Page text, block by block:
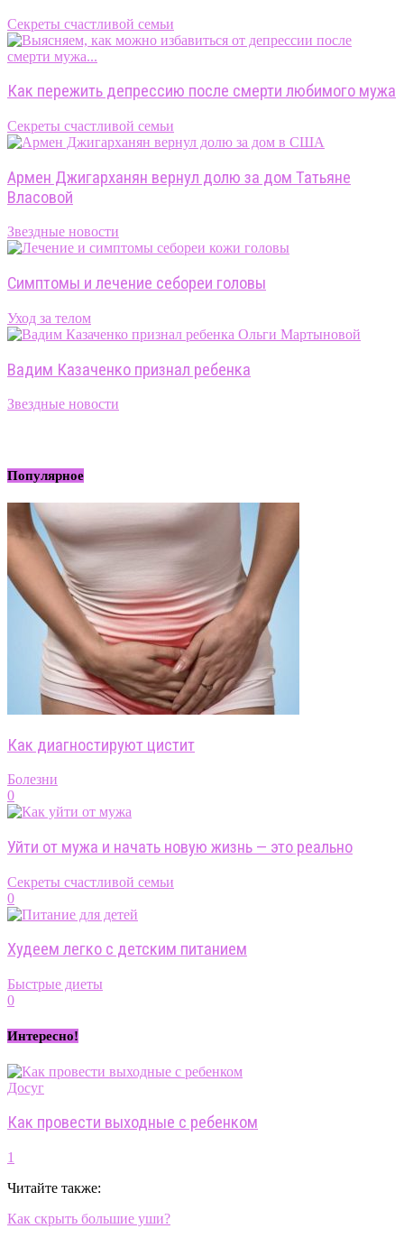
Секреты счастливой семьи
Как пережить депрессию после смерти любимого мужа
Секреты счастливой семьи
Армен Джигарханян вернул долю за дом Татьяне
Власовой
Звездные новости
Симптомы и лечение себореи головы
Уход за телом
Вадим Казаченко признал ребенка
Звездные новости
Популярное
Как диагностируют цистит
Болезни
0
Уйти от мужа и начать новую жизнь — это реально
Секреты счастливой семьи
0
Худеем легко с детским питанием
Быстрые диеты
0
Интересно!
Досуг
Как провести выходные с ребенком
1
Читайте также:
Как скрыть большие уши?